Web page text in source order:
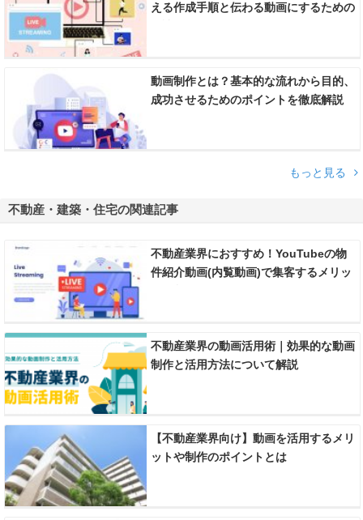
える作成手順と伝わる動画にするための
動画制作とは？基本的な流れから目的、
成功させるためのポイントを徹底解説
もっと見る
不動産・建築・住宅の関連記事
不動産業界におすすめ！YouTubeの物
件紹介動画(内覧動画)で集客するメリッ
不動産業界の動画活用術｜効果的な動画
制作と活用方法について解説
【不動産業界向け】動画を活用するメリ
ットや制作のポイントとは